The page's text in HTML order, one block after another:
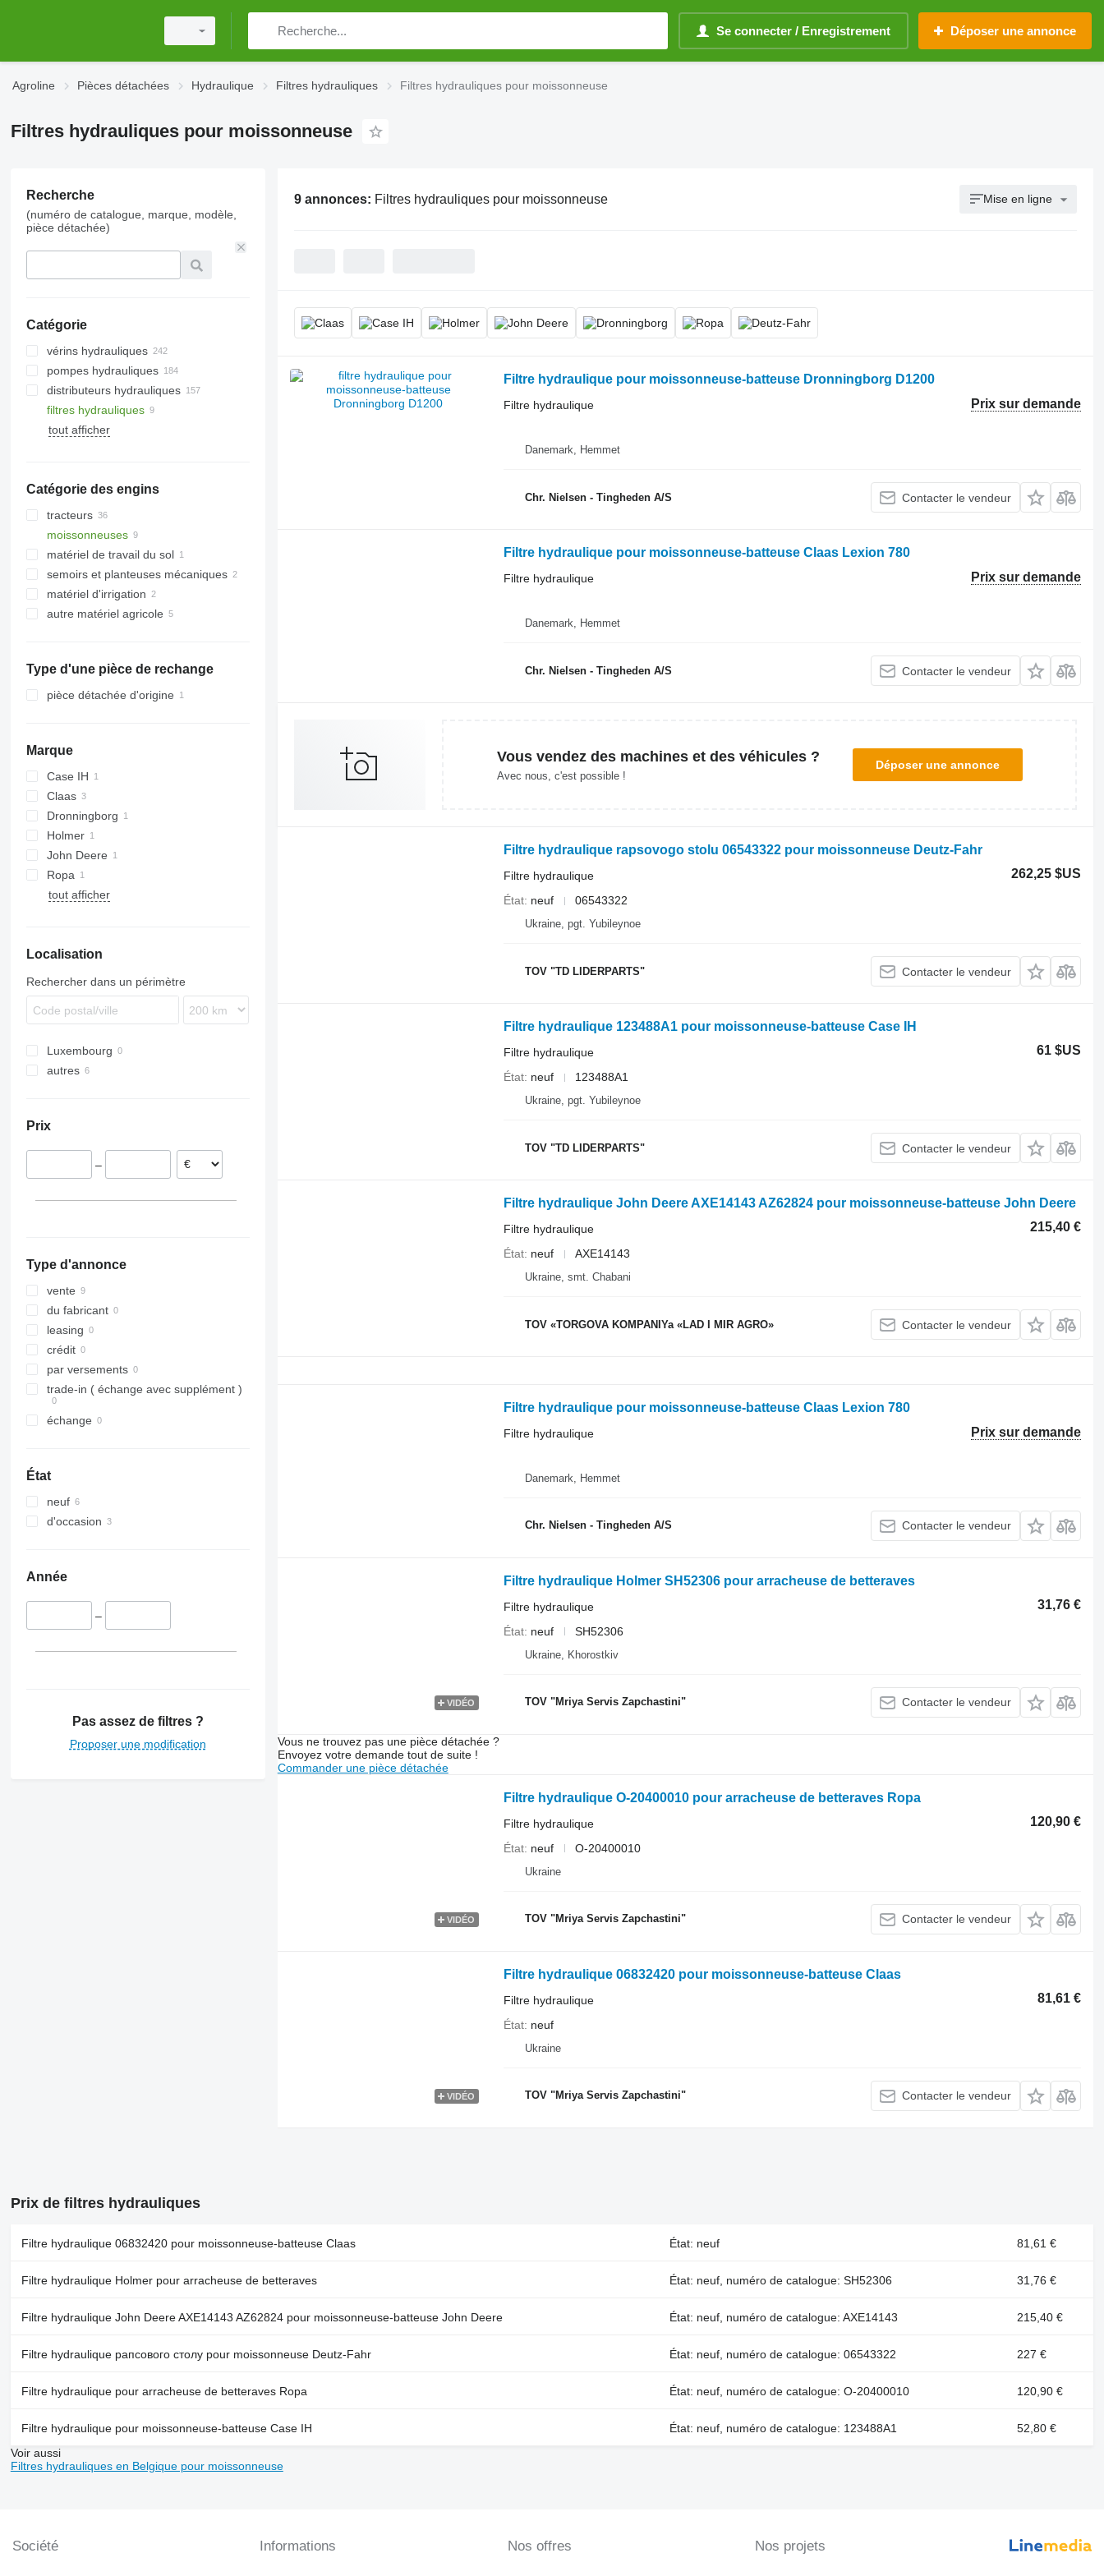
Se connecter / Enregistrement Déposer une annonce
Agroline Pièces détachées Hydraulique Filtres hydrauliques Filtres hydrauliques pour moissonneuse
Filtres hydrauliques pour moissonneuse
Recherche
(numéro de catalogue, marque, modèle,
pièce détachée)
Catégorie
vérins hydrauliques
pompes hydrauliques
distributeurs hydrauliques
filtres hydrauliques
tout afficher
Catégorie des engins
tracteurs
tracteurs à roues
moissonneuses
arracheuses de betteraves
moissonneuses-batteuses
matériel de travail du sol
charrues
semoirs et planteuses mécaniques
matériel d'irrigation
autre matériel agricole
Type d'une pièce de rechange
pièce détachée d'origine
Marque
Case IH
Claas
Lexion
Dronningborg
D-series
Holmer
John Deere
Ropa
tout afficher
Localisation
Rechercher dans un périmètre
Luxembourg
autres
Prix
–
Type d'annonce
vente
du fabricant
leasing
crédit
par versements
trade-in ( échange avec supplément )
échange
État
neuf
d'occasion
Année
–
Pas assez de filtres ?
Proposer une modification
9 annonces: Filtres hydrauliques pour moissonneuse Mise en ligne
Filtre hydraulique pour moissonneuse-batteuse Dronningborg D1200
Prix sur demande
Filtre hydraulique
Danemark, Hemmet
Chr. Nielsen - Tingheden A/S Contacter le vendeur
Filtre hydraulique pour moissonneuse-batteuse Claas Lexion 780
Prix sur demande
Filtre hydraulique
Danemark, Hemmet
Chr. Nielsen - Tingheden A/S Contacter le vendeur
Vous vendez des machines et des véhicules ?
Avec nous, c'est possible !
Déposer une annonce
Filtre hydraulique rapsovogo stolu 06543322 pour moissonneuse Deutz-Fahr
262,25 $US
Filtre hydraulique
État neuf 06543322
Ukraine, pgt. Yubileynoe
TOV "TD LIDERPARTS" Contacter le vendeur
Filtre hydraulique 123488A1 pour moissonneuse-batteuse Case IH
61 $US
Filtre hydraulique
État neuf 123488A1
Ukraine, pgt. Yubileynoe
TOV "TD LIDERPARTS" Contacter le vendeur
Filtre hydraulique John Deere AXE14143 AZ62824 pour moissonneuse-batteuse John Deere
215,40 €
Filtre hydraulique
État neuf AXE14143
Ukraine, smt. Chabani
TOV «TORGOVA KOMPANIYa «LAD I MIR AGRO» Contacter le vendeur
Filtre hydraulique pour moissonneuse-batteuse Claas Lexion 780
Prix sur demande
Filtre hydraulique
Danemark, Hemmet
Chr. Nielsen - Tingheden A/S Contacter le vendeur
VIDÉO
Filtre hydraulique Holmer SH52306 pour arracheuse de betteraves
31,76 €
Filtre hydraulique
État neuf SH52306
Ukraine, Khorostkiv
TOV "Mriya Servis Zapchastini" Contacter le vendeur
Vous ne trouvez pas une pièce détachée ?
Envoyez votre demande tout de suite !
Commander une pièce détachée
VIDÉO
Filtre hydraulique O-20400010 pour arracheuse de betteraves Ropa
120,90 €
Filtre hydraulique
État neuf O-20400010
Ukraine
TOV "Mriya Servis Zapchastini" Contacter le vendeur
VIDÉO
Filtre hydraulique 06832420 pour moissonneuse-batteuse Claas
81,61 €
Filtre hydraulique
État neuf
Ukraine
TOV "Mriya Servis Zapchastini" Contacter le vendeur
Prix de filtres hydrauliques
Filtre hydraulique 06832420 pour moissonneuse-batteuse Claas État: neuf 81,61 €
Filtre hydraulique Holmer pour arracheuse de betteraves État: neuf, numéro de catalogue: SH52306 31,76 €
Filtre hydraulique John Deere AXE14143 AZ62824 pour moissonneuse-batteuse John Deere État: neuf, numéro de catalogue: AXE14143 215,40 €
Filtre hydraulique рапсового столу pour moissonneuse Deutz-Fahr État: neuf, numéro de catalogue: 06543322 227 €
Filtre hydraulique pour arracheuse de betteraves Ropa État: neuf, numéro de catalogue: O-20400010 120,90 €
Filtre hydraulique pour moissonneuse-batteuse Case IH État: neuf, numéro de catalogue: 123488A1
52,80 €
Voir aussi
Filtres hydrauliques en Belgique pour moissonneuse
Société Informations Nos offres Nos projets